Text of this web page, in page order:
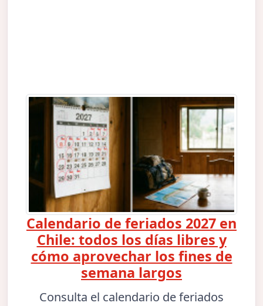
Calendario de feriados 2027 en
Chile: todos los días libres y
cómo aprovechar los fines de
semana largos
Consulta el calendario de feriados